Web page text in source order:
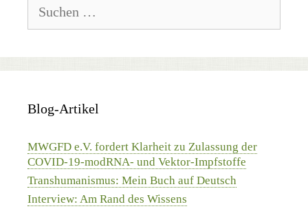
nach:
Blog-Artikel
MWGFD e.V. fordert Klarheit zu Zulassung der
COVID-19-modRNA- und Vektor-Impfstoffe
Transhumanismus: Mein Buch auf Deutsch
Interview: Am Rand des Wissens